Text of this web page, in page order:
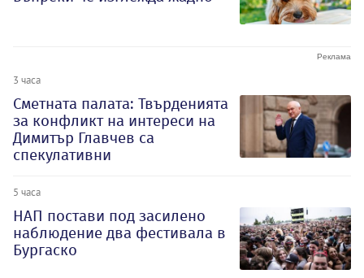
3 часа
Сметната палата: Твърденията
за конфликт на интереси на
Димитър Главчев са
спекулативни
5 часа
НАП постави под засилено
наблюдение два фестивала в
Бургаско